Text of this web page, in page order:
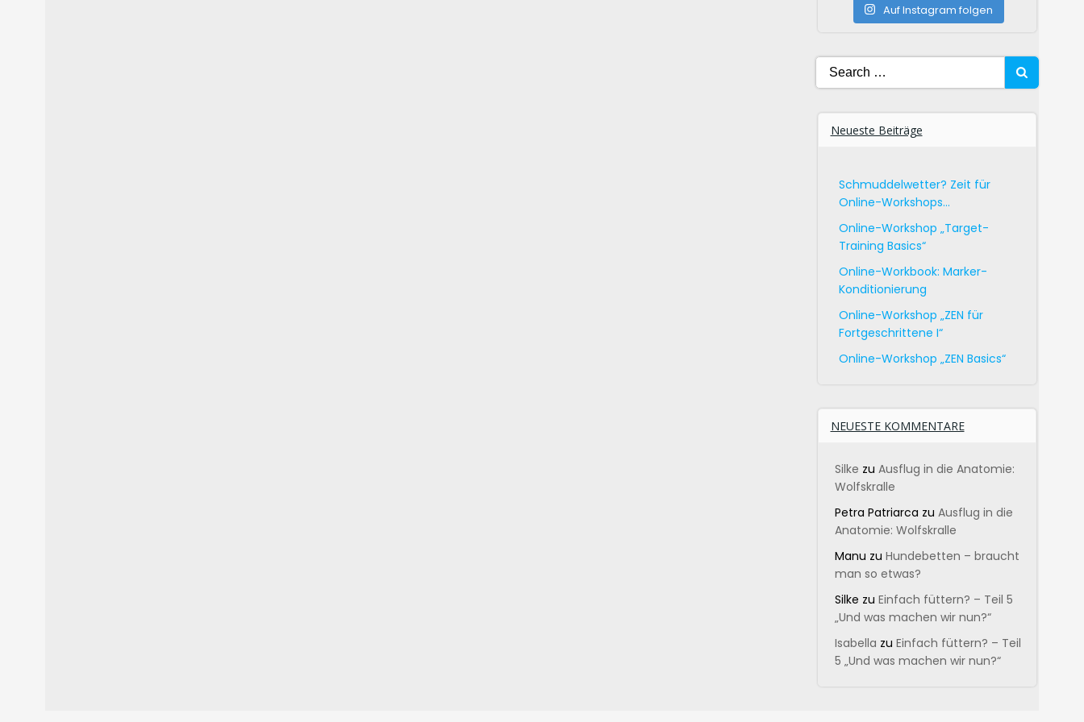
Auf Instagram folgen
Search
for:
Neueste Beiträge
Schmuddelwetter? Zeit für
Online-Workshops…
Online-Workshop „Target-
Training Basics“
Online-Workbook: Marker-
Konditionierung
Online-Workshop „ZEN für
Fortgeschrittene I“
Online-Workshop „ZEN Basics“
NEUESTE KOMMENTARE
Silke zu Ausflug in die Anatomie:
Wolfskralle
Petra Patriarca zu Ausflug in die
Anatomie: Wolfskralle
Manu zu Hundebetten – braucht
man so etwas?
Silke zu Einfach füttern? – Teil 5
„Und was machen wir nun?“
Isabella zu Einfach füttern? – Teil
5 „Und was machen wir nun?“